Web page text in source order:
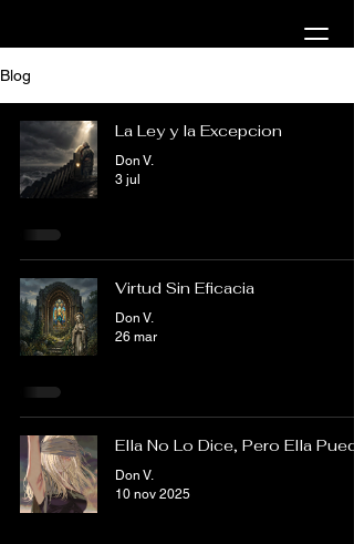
Blog
La Ley y la Excepcion
Don V.
3 jul
Virtud Sin Eficacia
Don V.
26 mar
Ella No Lo Dice, Pero Ella
Don V.
10 nov 2025